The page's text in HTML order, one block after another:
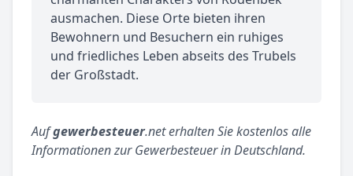
ausmachen. Diese Orte bieten ihren
Bewohnern und Besuchern ein ruhiges
und friedliches Leben abseits des Trubels
der Großstadt.
Aufgewerbesteuer.net erhalten Sie kostenlos alle
Informationen zur Gewerbesteuer in Deutschland.